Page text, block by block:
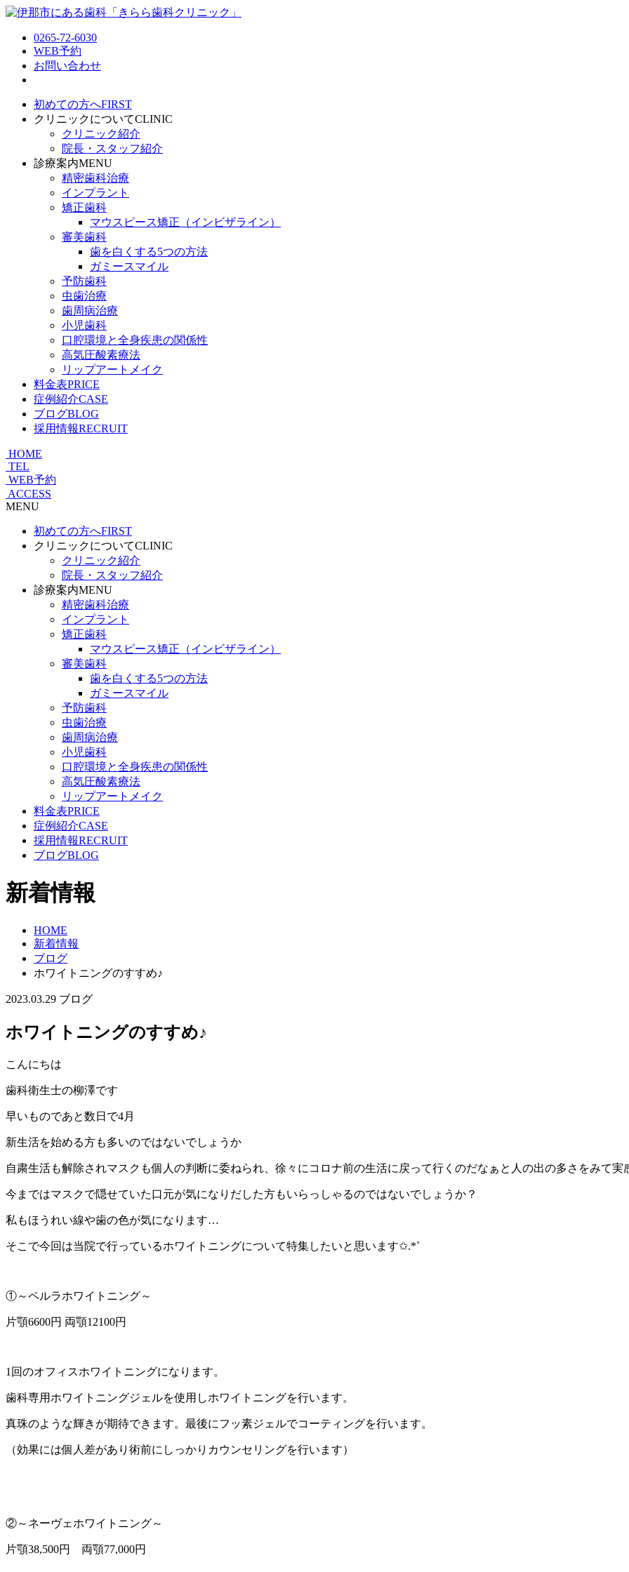
0265-72-6030
WEB予約
お問い合わせ
初めての方へFIRST
クリニックについてCLINIC
クリニック紹介
院長・スタッフ紹介
診療案内MENU
精密歯科治療
インプラント
矯正歯科
マウスピース矯正（インビザライン）
審美歯科
歯を白くする5つの方法
ガミースマイル
予防歯科
虫歯治療
歯周病治療
小児歯科
口腔環境と全身疾患の関係性
高気圧酸素療法
リップアートメイク
料金表PRICE
症例紹介CASE
ブログBLOG
採用情報RECRUIT
HOME
TEL
WEB予約
ACCESS
MENU
初めての方へFIRST
クリニックについてCLINIC
クリニック紹介
院長・スタッフ紹介
診療案内MENU
精密歯科治療
インプラント
矯正歯科
マウスピース矯正（インビザライン）
審美歯科
歯を白くする5つの方法
ガミースマイル
予防歯科
虫歯治療
歯周病治療
小児歯科
口腔環境と全身疾患の関係性
高気圧酸素療法
リップアートメイク
料金表PRICE
症例紹介CASE
採用情報RECRUIT
ブログBLOG
新着情報
HOME
新着情報
ブログ
ホワイトニングのすすめ♪
2023.03.29 ブログ
ホワイトニングのすすめ♪
こんにちは
歯科衛生士の柳澤です
早いものであと数日で4月
新生活を始める方も多いのではないでしょうか
自粛生活も解除されマスクも個人の判断に委ねられ、徐々にコロナ前の生活に戻って行くのだなぁと人の出の多さをみて実
今まではマスクで隠せていた口元が気になりだした方もいらっしゃるのではないでしょうか？
私もほうれい線や歯の色が気になります…
そこで今回は当院で行っているホワイトニングについて特集したいと思います✩.*˚
①～ペルラホワイトニング～
片顎6600円 両顎12100円
1回のオフィスホワイトニングになります。
歯科専用ホワイトニングジェルを使用しホワイトニングを行います。
真珠のような輝きが期待できます。最後にフッ素ジェルでコーティングを行います。
（効果には個人差があり術前にしっかりカウンセリングを行います）
②～ネーヴェホワイトニング～
片顎38,500円 両顎77,000円